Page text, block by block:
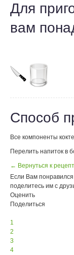
Для
вам
Способ
Все компоненты
Перелить напиток в
← Вернуться к
Если Вам
поделитесь им с
Оценить
Поделиться
1
2
3
4